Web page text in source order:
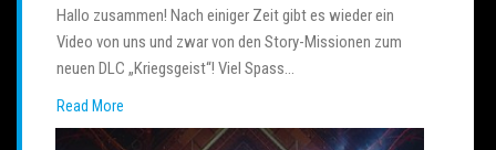
Hallo zusammen! Nach einiger Zeit gibt es wieder ein
Video von uns und zwar von den Story-Missionen zum
neuen DLC „Kriegsgeist“! Viel Spass…
Read More